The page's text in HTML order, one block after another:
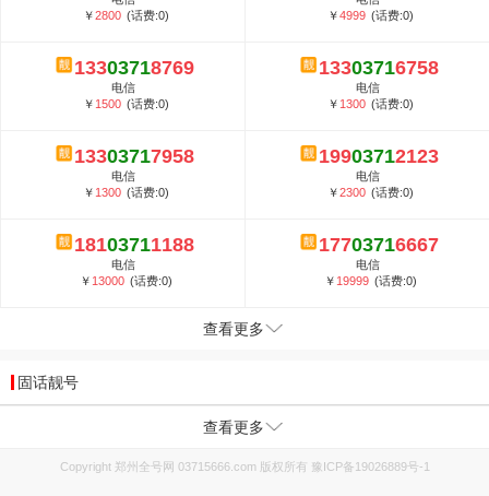
￥2800 (话费:0)
￥4999 (话费:0)
13303718769
电信
￥ 1500 (话费:0)
13303716758
电信
￥ 1300 (话费:0)
13303717958
电信
￥ 1300 (话费:0)
19903712123
电信
￥2300 (话费:0)
18103711188
电信
￥ 13000 (话费:0)
17703716667
电信
￥ 19999 (话费:0)
查看更多
固话靓号
查看更多
Copyright 郑州全号网 03715666.com 版权所有 豫ICP备19026889号-1